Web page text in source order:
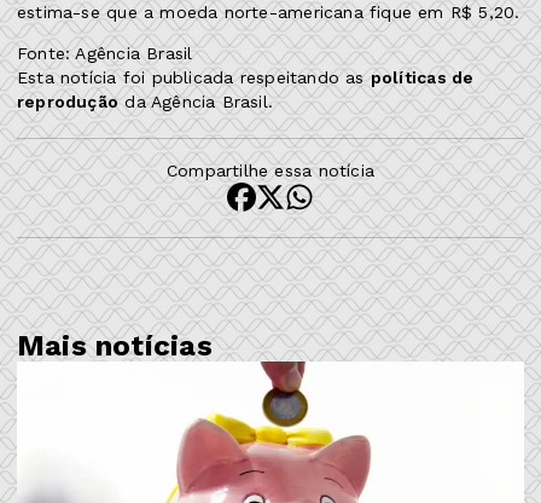
estima-se que a moeda norte-americana fique em R$ 5,20.
Fonte: Agência Brasil
Esta notícia foi publicada respeitando as políticas de
reprodução da Agência Brasil.
Compartilhe essa notícia
Mais notícias